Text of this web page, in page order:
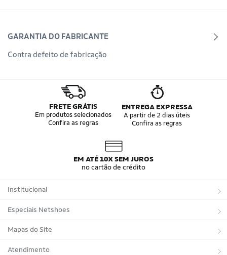
GARANTIA DO FABRICANTE
Contra defeito de fabricação
FRETE GRÁTIS
Em produtos selecionados
Confira as regras
ENTREGA EXPRESSA
A partir de 2 dias úteis
Confira as regras
EM ATÉ 10X SEM JUROS
no cartão de crédito
Institucional
Sobre a Netshoes
Política de Privacidade
Programa de Afiliados
Especiais Netshoes
Suplementos
Corrida
Mapas do Site
Marcas
Atendimento